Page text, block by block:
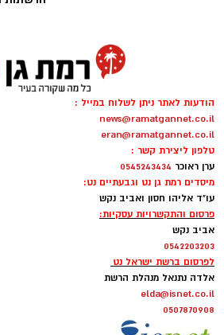
כל מה שקרה
לילה לוהט ברמת גן: הצתות
הודעות לאתר ניתן לשלוח במייל :
news@ramatgannet.co.il
eran@ramatgannet.co.il
טלפון ליצירת קשר :
ערן ראוכר 0545243434
מיסדים רמת גן נט וגבעתיים נט:
עו"ד אליהו חסון ואביב נקש
פרסום והתקשרויות עסקיות:
אביב נקש
0542203203
לפרסום ברשת ישראל נט
אלדה נתנאל מנהלת הרשת
elda@isnet.co.il
0507870908